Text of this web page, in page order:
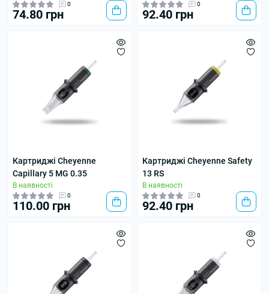
0
74.80 грн
0
92.40 грн
Картриджі Cheyenne
Capillary 5 MG 0.35
В наявності
0
110.00 грн
Картриджі Cheyenne Safety
13 RS
В наявності
0
92.40 грн